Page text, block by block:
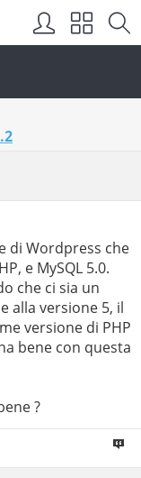
di Wordpress che
e MySQL 5.0.
che ci sia un
alla versione 5, il
versione di PHP
bene con questa
?